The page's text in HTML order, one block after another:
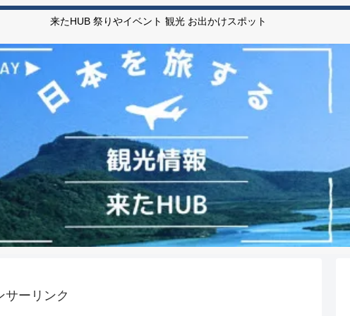
来たHUB 祭りやイベント 観光 お出かけスポット
サーリンク